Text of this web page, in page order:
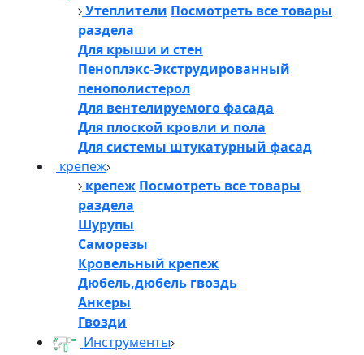
Утеплители Посмотреть все товары
раздела
Для крыши и стен
Пеноплэкс-Экструдированный
пенополистерол
Для вентелируемого фасада
Для плоской кровли и пола
Для системы штукатурный фасад
крепеж
крепеж Посмотреть все товары
раздела
Шурупы
Саморезы
Кровельный крепеж
Дюбель,дюбель гвоздь
Анкеры
Гвозди
Инструменты